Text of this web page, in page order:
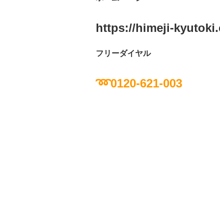
https://himeji-
フリーダイヤル
➿0120-621-003